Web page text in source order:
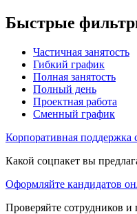
Быстрые
Частичная занятость
Гибкий график
Полная занятость
Полный день
Проектная работа
Сменный график
Корпоративная поддержка
Какой соцпакет вы
Оформляйте кандидатов
Проверяйте сотрудников